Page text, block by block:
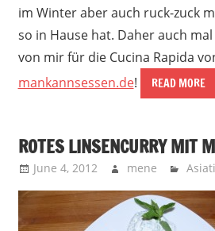
im Winter aber auch ruck-zuck
so in Hause hat. Daher auch
von mir für die Cucina Rapida
mankannsessen.de! READ MORE
ROTES LINSENCURRY MIT
June 4, 2012 mene